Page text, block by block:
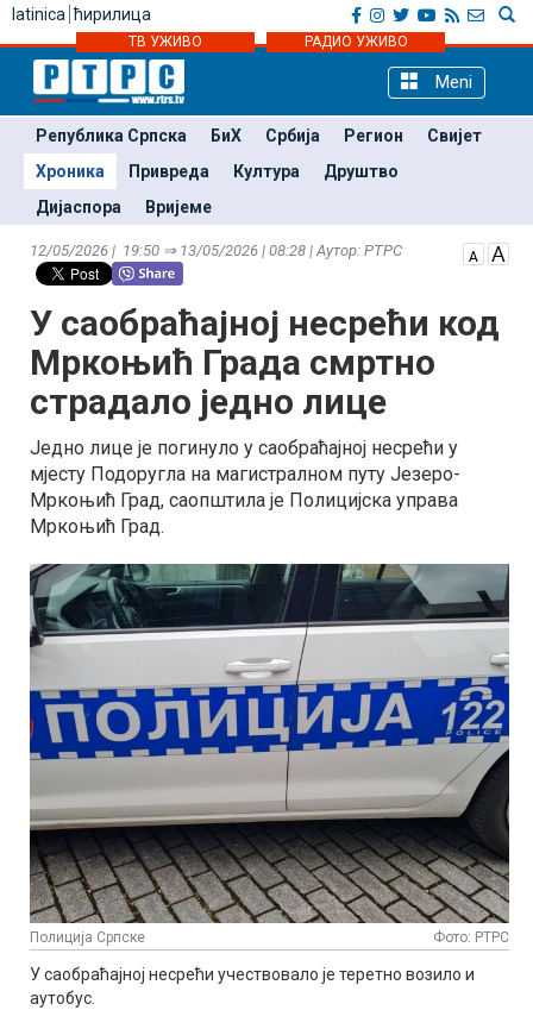
latinica ћирилица
ТВ УЖИВО РАДИО УЖИВО
Meni
Република Српска БиХ Србија Регион
Свијет
Хроника
Привреда Култура
Друштво
Дијаспора
Вријеме
12/05/2026 | 19:50 ⇒ 13/05/2026 | 08:28 | Аутор: РТРС
У саобраћајној несрећи код
Мркоњић Града смртно
страдало једно лице
Једно лице је погинуло у саобраћајној несрећи у
мјесту Подоругла на магистралном путу Језеро-
Мркоњић Град, саопштила је Полицијска управа
Мркоњић Град.
Полиција Српске Фото: РТРС
У саобраћајној несрећи учествовало је теретно возило и
аутобус.